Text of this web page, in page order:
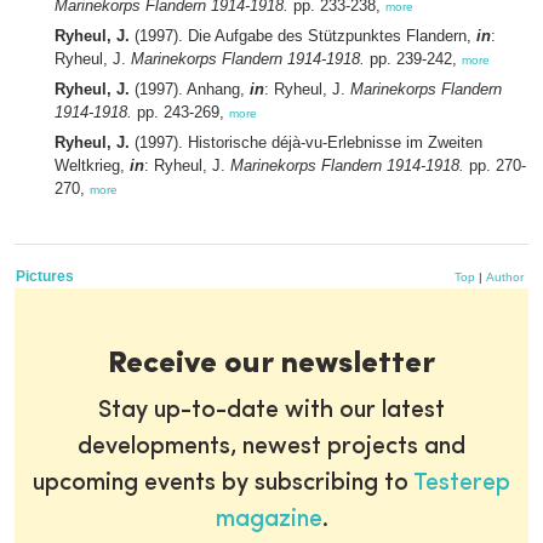
Marinekorps Flandern 1914-1918. pp. 233-238, more
Ryheul, J. (1997). Die Aufgabe des Stützpunktes Flandern, in:
Ryheul, J. Marinekorps Flandern 1914-1918. pp. 239-242, more
Ryheul, J. (1997). Anhang, in: Ryheul, J. Marinekorps Flandern
1914-1918. pp. 243-269, more
Ryheul, J. (1997). Historische déjà-vu-Erlebnisse im Zweiten
Weltkrieg, in: Ryheul, J. Marinekorps Flandern 1914-1918. pp. 270-
270, more
Pictures Top | Author
Receive our newsletter
Stay up-to-date with our latest
developments, newest projects and
upcoming events by subscribing to Testerep
magazine.